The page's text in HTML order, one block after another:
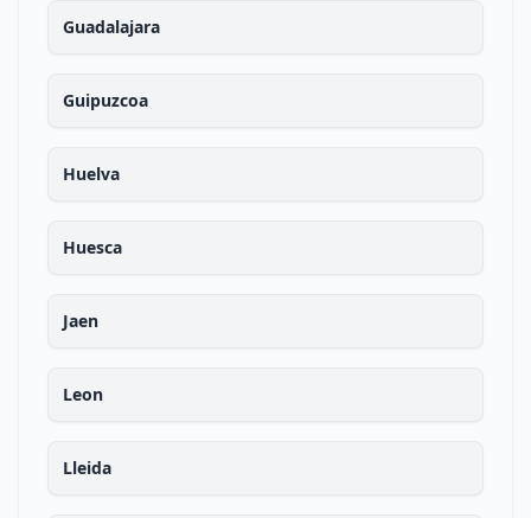
Guadalajara
Guipuzcoa
Huelva
Huesca
Jaen
Leon
Lleida